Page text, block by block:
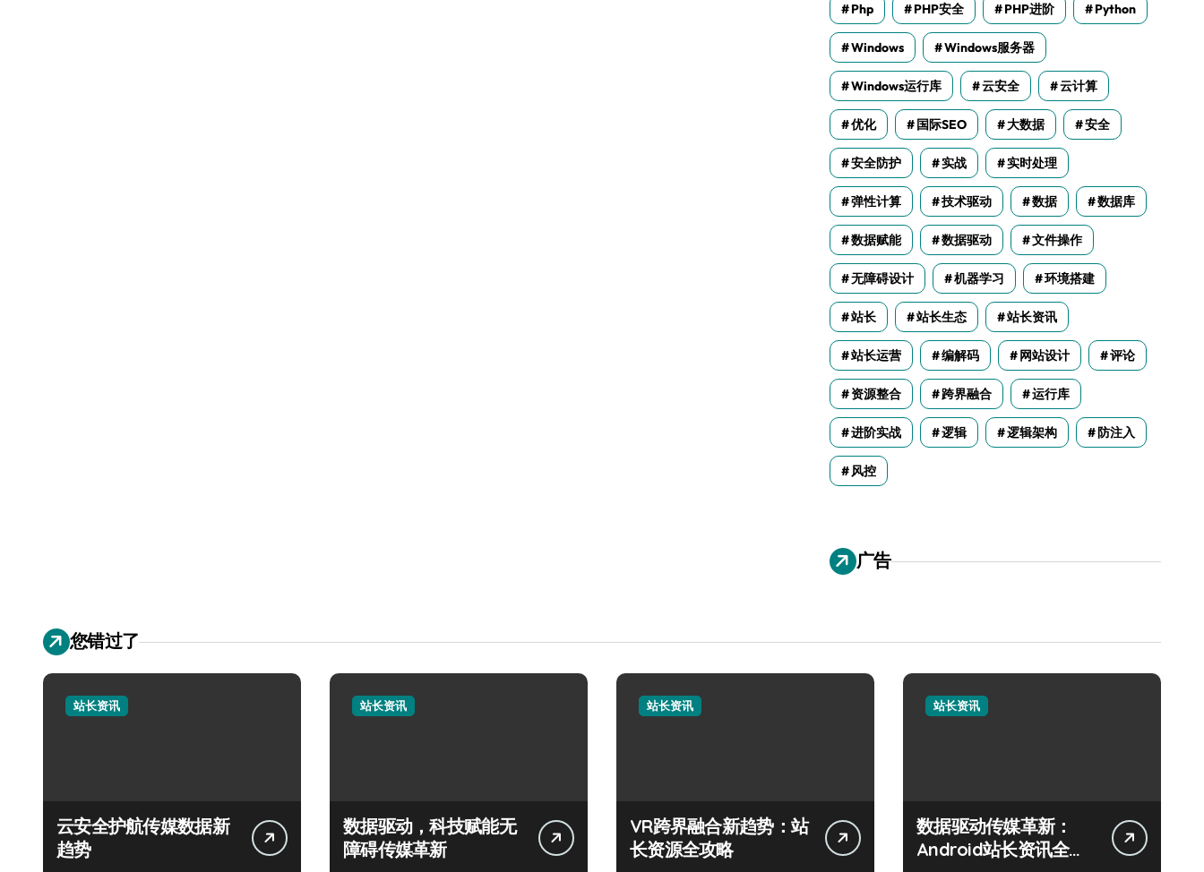
Php PHP安全 PHP进阶 Python
Windows Windows服务器
Windows运行库 云安全 云计算
优化 国际SEO 大数据 安全
安全防护 实战 实时处理
弹性计算 技术驱动 数据 数据库
数据赋能 数据驱动 文件操作
无障碍设计 机器学习 环境搭建
站长 站长生态 站长资讯
站长运营 编解码 网站设计 评论
资源整合 跨界融合 运行库
进阶实战 逻辑 逻辑架构 防注入
风控
广告
您错过了
站长资讯
云安全护航传媒数据新
趋势
站长资讯
数据驱动，科技赋能无
障碍传媒革新
站长资讯
VR跨界融合新趋势：站
长资源全攻略
站长资讯
数据驱动传媒革新：
Android站长资讯全攻